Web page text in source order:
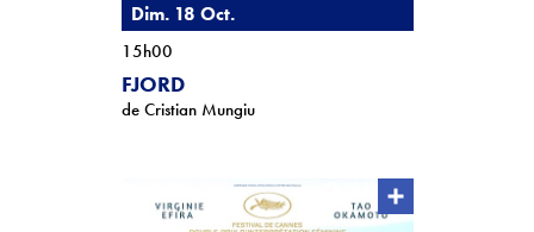
Dim. 18 Oct.
15h00
FJORD
de Cristian Mungiu